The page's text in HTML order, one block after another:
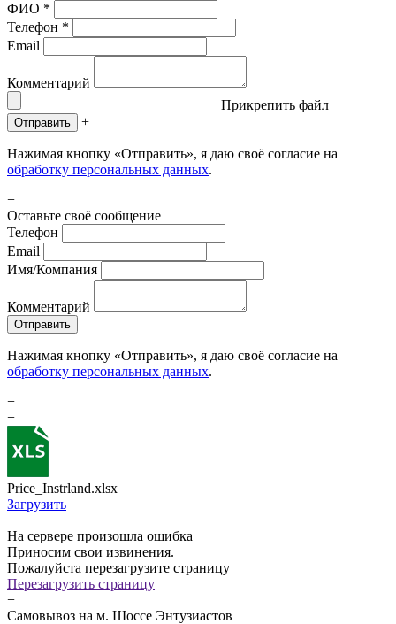
ФИО *
Телефон *
Email
Комментарий
Прикрепить файл
Отправить +
Нажимая кнопку «Отправить», я даю своё согласие на
обработку персональных данных.
+
Оставьте своё сообщение
Телефон
Email
Имя/Компания
Комментарий
Отправить
Нажимая кнопку «Отправить», я даю своё согласие на
обработку персональных данных.
+
+
Price_Instrland.xlsx
Загрузить
+
На сервере произошла ошибка
Приносим свои извинения.
Пожалуйста перезагрузите страницу
Перезагрузить страницу
+
Самовывоз на м. Шоссе Энтузиастов